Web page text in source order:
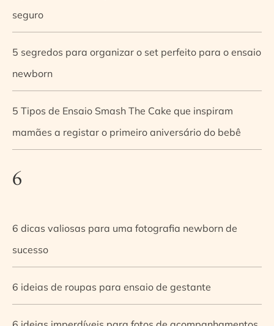
seguro
5 segredos para organizar o set perfeito para o ensaio
newborn
5 Tipos de Ensaio Smash The Cake que inspiram
mamães a registar o primeiro aniversário do bebê
6
6 dicas valiosas para uma fotografia newborn de
sucesso
6 ideias de roupas para ensaio de gestante